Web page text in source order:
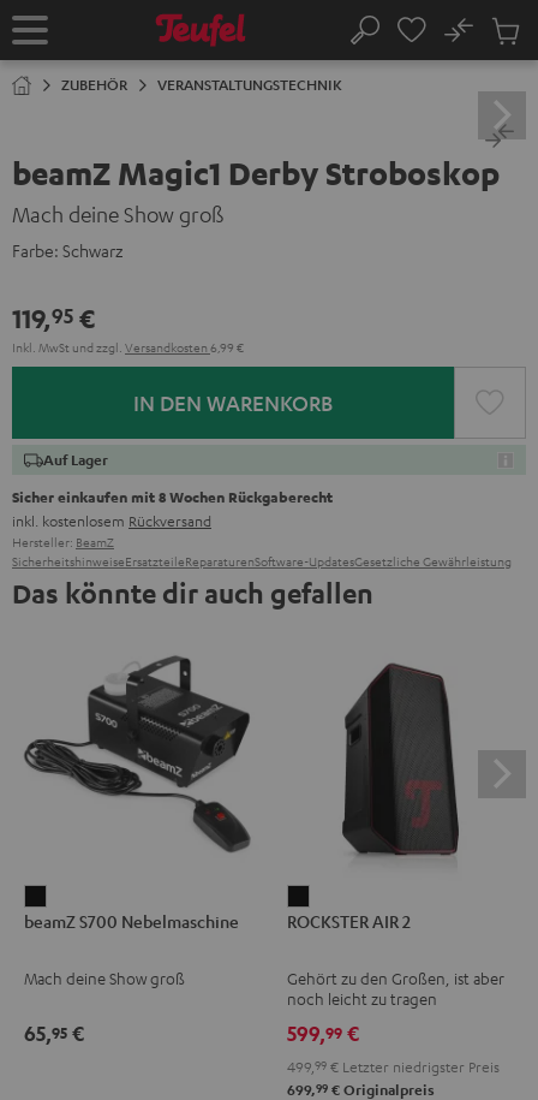
Startseite Suche
No
ZUBEHÖR VERANSTALTUNGSTECHNIK
beamZ Magic1 Derby Stroboskop
Mach deine Show groß
Farbe: Schwarz
119,95 €
Inkl. MwSt und zzgl. Versandkosten 6,99 €
IN DEN WARENKORB
Auf Lager
Sicher einkaufen mit 8 Wochen Rückgaberecht
inkl. kostenlosem Rückversand
Hersteller: BeamZ
SicherheitshinweiseErsatzteileReparaturenSoftware-UpdatesGesetzliche Gewährleistung
Das könnte dir auch gefallen
S700
Schwarz
beamZ S700 Nebelmaschine
Mach deine Show groß
65,95 €
AIR
Schwarz
ROCKSTER AIR 2
Gehört zu den Großen, ist aber
noch leicht zu tragen
599,99 €
499, 99 € Letzter niedrigster Preis
699,99 € Originalpreis